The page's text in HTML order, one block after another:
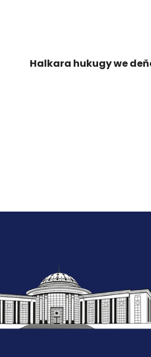
Halkara hukugy we